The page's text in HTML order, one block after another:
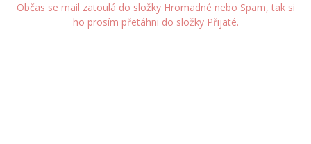
Občas se mail zatoulá do složky Hromadné nebo Spam, tak si
ho prosím přetáhni do složky Přijaté.